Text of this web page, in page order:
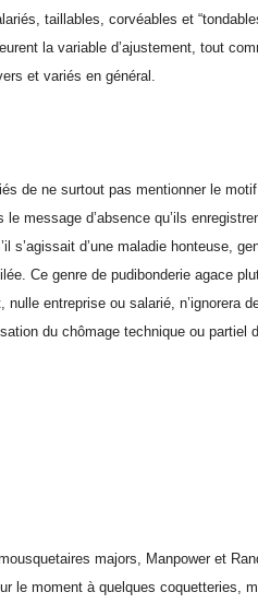
taillables, corvéables et
la variable d’ajustement, tout
et variés en général.
de ne surtout pas mentionner le motif
le message d’absence qu’ils
s’agissait d’une maladie honteuse,
Ce genre de pudibonderie agace
nulle entreprise ou salarié, n’ignorera
du chômage technique ou partiel
majors, Manpower et
le moment à quelques coquetteries,